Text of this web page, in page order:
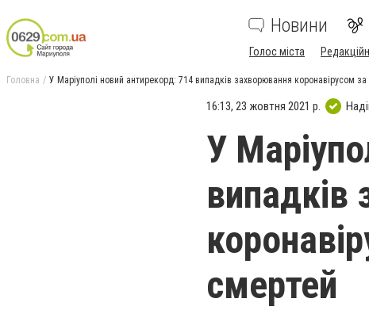
Новини
Голос міста
Головна У Маріуполі новий антирекорд: 714 випадків захворювання коронавірусом
16:13, 23 жовтня 2021 р.
У
випадків
смертей